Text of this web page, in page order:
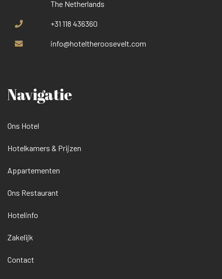
The Netherlands
+31 118 436360
info@hoteltheroosevelt.com
Navigatie
Ons Hotel
Hotelkamers & Prijzen
Appartementen
Ons Restaurant
Hotelinfo
Zakelijk
Contact